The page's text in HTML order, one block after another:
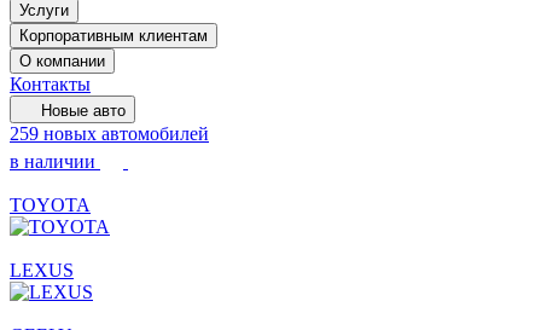
Услуги
Корпоративным клиентам
О компании
Контакты
Новые авто
259 новых автомобилей
в наличии
TOYOTA
LEXUS